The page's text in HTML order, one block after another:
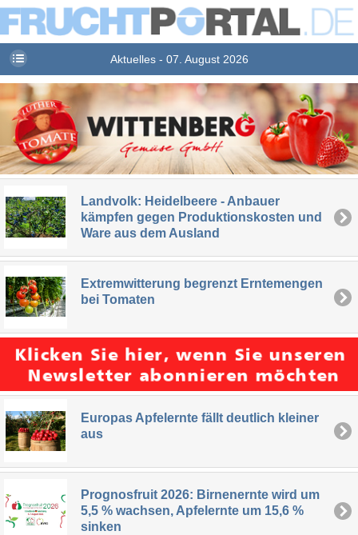
Aktuelles - 07. August 2026
Landvolk: Heidelbeere - Anbauer
kämpfen gegen Produktionskosten und
Ware aus dem Ausland
Extremwitterung begrenzt Erntemengen
bei Tomaten
Europas Apfelernte fällt deutlich kleiner
aus
Prognosfruit 2026: Birnenernte wird um
5,5 % wachsen, Apfelernte um 15,6 %
sinken